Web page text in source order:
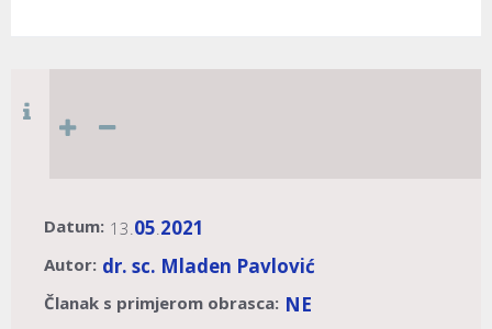
Datum: 13.05.2021
Autor: dr. sc. Mladen Pavlović
Članak s primjerom obrasca: NE